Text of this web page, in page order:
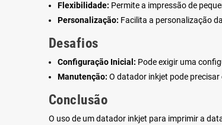
Flexibilidade: Permite a impressão de
Personalização: Facilita a personalização
Desafios
Configuração Inicial: Pode exigir uma
Manutenção: O datador inkjet pode
Conclusão
O uso de um datador inkjet para imprimir a